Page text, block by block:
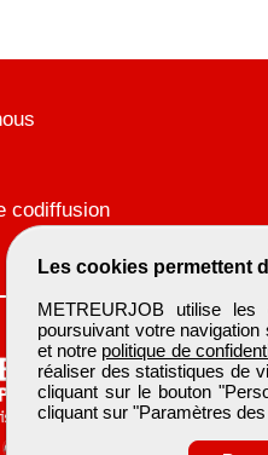
Les cookies permettent
METREURJOB utilise
poursuivant votre
et notre politique de
réaliser des statistiques de
cliquant sur le bouton
cliquant sur "Paramètres
codiffusion